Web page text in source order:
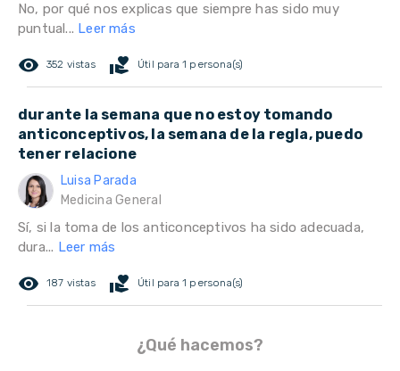
No, por qué nos explicas que siempre has sido muy
puntual... Leer más
remove_red_eye 352 vistas volunteer_activism Útil para 1 persona(s)
durante la semana que no estoy tomando
anticonceptivos, la semana de la regla, puedo
tener relacione
Luisa Parada
Medicina General
Sí, si la toma de los anticonceptivos ha sido adecuada,
dura... Leer más
remove_red_eye 187 vistas volunteer_activism Útil para 1 persona(s)
¿Qué hacemos?